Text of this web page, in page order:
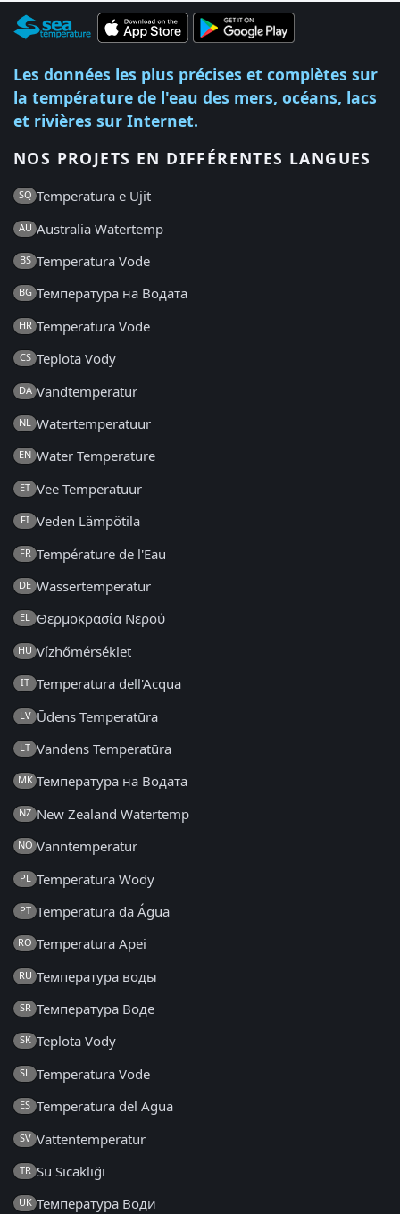
Les données les plus précises et complètes sur
la température de l'eau des mers, océans, lacs
et rivières sur Internet.
NOS PROJETS EN DIFFÉRENTES LANGUES
SQ Temperatura e Ujit
AU Australia Watertemp
BS Temperatura Vode
BG Температура на Водата
HR Temperatura Vode
CS Teplota Vody
DA Vandtemperatur
NL Watertemperatuur
EN Water Temperature
ET Vee Temperatuur
FI Veden Lämpötila
FR Température de l'Eau
DE Wassertemperatur
EL Θερμοκρασία Νερού
HU Vízhőmérséklet
IT Temperatura dell'Acqua
LV Ūdens Temperatūra
LT Vandens Temperatūra
MK Температура на Водата
NZ New Zealand Watertemp
NO Vanntemperatur
PL Temperatura Wody
PT Temperatura da Água
RO Temperatura Apei
RU Температура воды
SR Температура Воде
SK Teplota Vody
SL Temperatura Vode
ES Temperatura del Agua
SV Vattentemperatur
TR Su Sıcaklığı
UK Температура Води